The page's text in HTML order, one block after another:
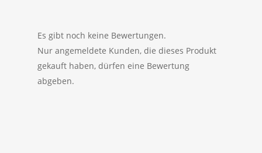
Es gibt noch keine Bewertungen.
Nur angemeldete Kunden, die dieses Produkt
gekauft haben, dürfen eine Bewertung
abgeben.